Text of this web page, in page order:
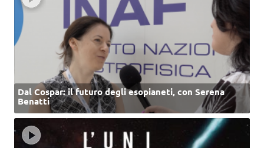
Dal Cospar: il futuro degli esopianeti, con Serena
Benatti